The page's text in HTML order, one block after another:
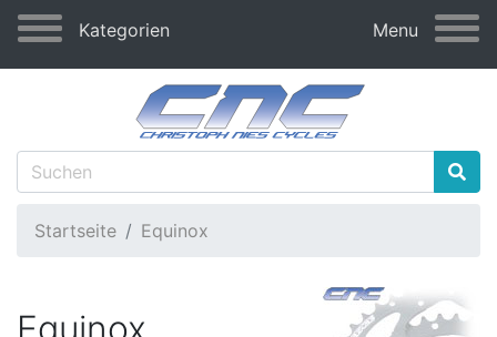
Kategorien Menu
Startseite Equinox